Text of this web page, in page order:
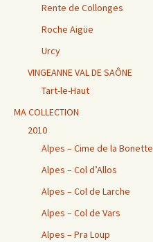
Rente de Collonges
Roche Aigüe
Urcy
VINGEANNE VAL DE SAÔNE
Tart-le-Haut
MA COLLECTION
2010
Alpes – Cime de la Bonette
Alpes – Col d’Allos
Alpes – Col de Larche
Alpes – Col de Vars
Alpes – Pra Loup